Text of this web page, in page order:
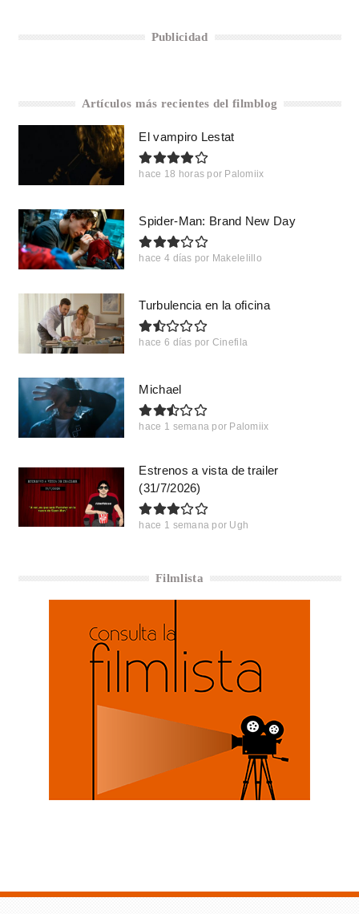
Publicidad
Artículos más recientes del filmblog
El vampiro Lestat
hace 18 horas por Palomiix
Spider-Man: Brand New Day
hace 4 días por Makelelillo
Turbulencia en la oficina
hace 6 días por Cinefila
Michael
hace 1 semana por Palomiix
Estrenos a vista de trailer
(31/7/2026)
hace 1 semana por Ugh
Filmlista